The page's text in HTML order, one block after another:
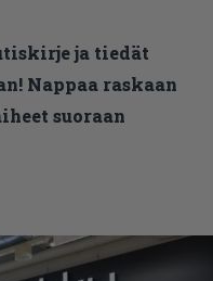
ja tiedät
Nappaa raskaan
suoraan